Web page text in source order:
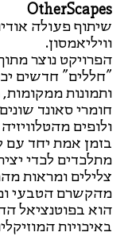
OtherScapes
שיתוף פעולה
וויליאמסון.
הפרויקט נוצר
"חללים" חדשים
ותמונות
חומרי סאונד
ולופים
בזמן אמת יחד עם
מתלכדים לכדי
צלילים ומראות
מהקשרם הטבעי
הוא בפוטנציאל
באיכויות